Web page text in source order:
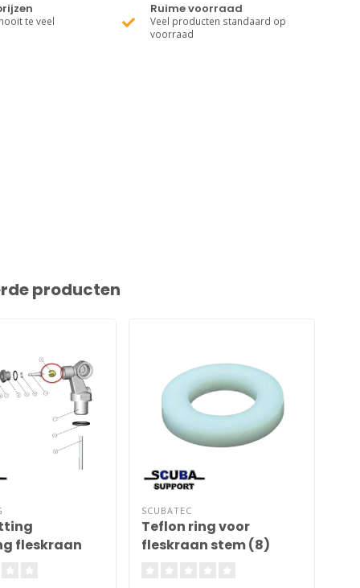
te veel
Ruime voorraad
Veel producten standaard op
voorraad
producten
fleskraan
SCUBATEC
Teflon ring voor
fleskraan stem (8)